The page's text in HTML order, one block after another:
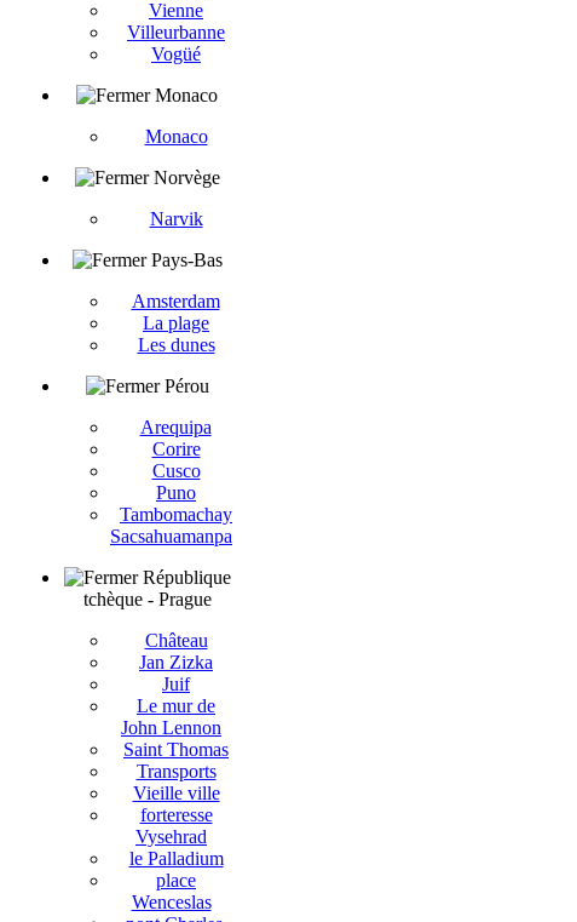
Vienne
Villeurbanne
Vogüé
Monaco
Monaco
Norvège
Narvik
Pays-Bas
Amsterdam
La plage
Les dunes
Pérou
Arequipa
Corire
Cusco
Puno
Tambomachay
Sacsahuamanpa
République
tchèque - Prague
Château
Jan Zizka
Juif
Le mur de
John Lennon
Saint Thomas
Transports
Vieille ville
forteresse
Vysehrad
le Palladium
place
Wenceslas